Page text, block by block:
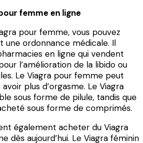
femme en ligne
pour femme, vous pouvez
une ordonnance médicale. Il
en ligne qui vendent
l’amélioration de la libido ou
Le Viagra pour femme peut
plus d’orgasme. Le Viagra
sous forme de pilule, tandis que
sous forme de comprimés.
également acheter du Viagra
dès aujourd’hui. Le Viagra féminin